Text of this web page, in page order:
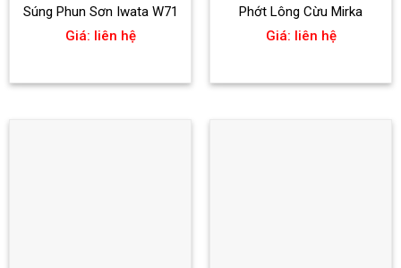
Súng Phun Sơn Iwata W71
Giá: liên hệ
Phớt Lông Cừu Mirka
Giá: liên hệ